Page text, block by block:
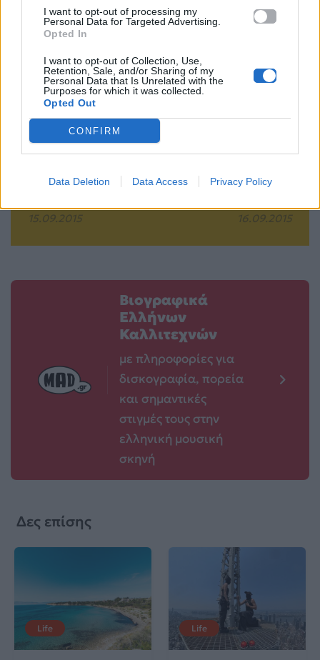
I want to opt-out of processing my
Personal Data for Targeted Advertising.
Opted In
I want to opt-out of Collection, Use,
Retention, Sale, and/or Sharing of my
Personal Data that Is Unrelated with the
Purposes for which it was collected.
Opted Out
CONFIRM
Data Deletion Data Access Privacy Policy
Στο νοσοκομείο
έκτακτα η
15.09.2015
ζώδια για σήμερα
Σεπτεμβρίου
16.09.2015
Βιογραφικά
Ελλήνων
Καλλιτεχνών
με πληροφορίες για
δισκογραφία, πορεία
και σημαντικές
στιγμές τους στην
ελληνική μουσική
σκηνή
Δες επίσης
Life Life